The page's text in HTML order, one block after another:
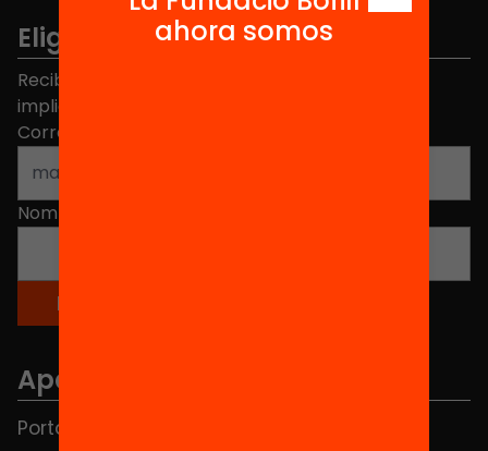
Elige equidad
Recibe contenidos, iniciativas y proyectos para
implicarte.
Correo electrónico
Nombre
Apartados
Portada
ahora somos